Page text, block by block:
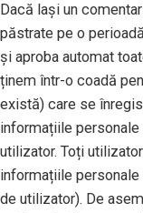
Dacă lași un
păstrate pe o
și aproba automat
ținem într-o coadă
există) care se
informațiile
utilizator. Toți
informațiile
de utilizator). De